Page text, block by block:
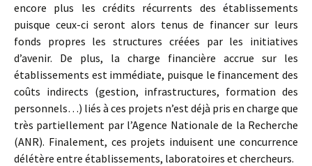
encore plus les crédits récurrents des établissements
puisque ceux-ci seront alors tenus de financer sur leurs
fonds propres les structures créées par les initiatives
d’avenir. De plus, la charge financière accrue sur les
établissements est immédiate, puisque le financement des
coûts indirects (gestion, infrastructures, formation des
personnels…) liés à ces projets n’est déjà pris en charge que
très partiellement par l’Agence Nationale de la Recherche
(ANR). Finalement, ces projets induisent une concurrence
délétère entre établissements, laboratoires et chercheurs.